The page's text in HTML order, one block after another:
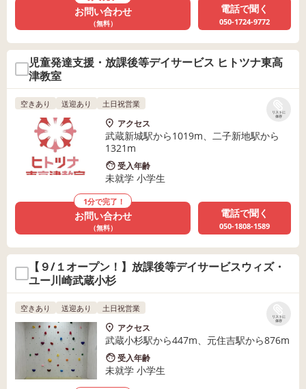
お問い合わせ
（無料）
電話で聞く
050-1724-9772
児童発達支援・放課後等デイサービス ヒトツナ東高
津教室
リストに
保存
空きあり 送迎あり 土日祝営業
アクセス
武蔵新城駅から1019m、二子新地駅から
1321m
受入年齢
未就学 小学生
1分で完了！
お問い合わせ
（無料）
電話で聞く
050-1808-1589
【９/１オープン！】放課後等デイサービスウィズ・
ユー川崎武蔵小杉
リストに
保存
空きあり 送迎あり 土日祝営業
アクセス
武蔵小杉駅から447m、元住吉駅から876m
受入年齢
未就学 小学生